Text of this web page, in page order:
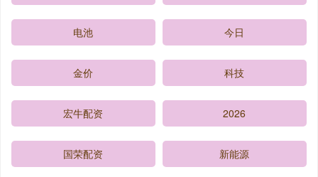
电池 今日
金价 科技
宏牛配资 2026
国荣配资 新能源